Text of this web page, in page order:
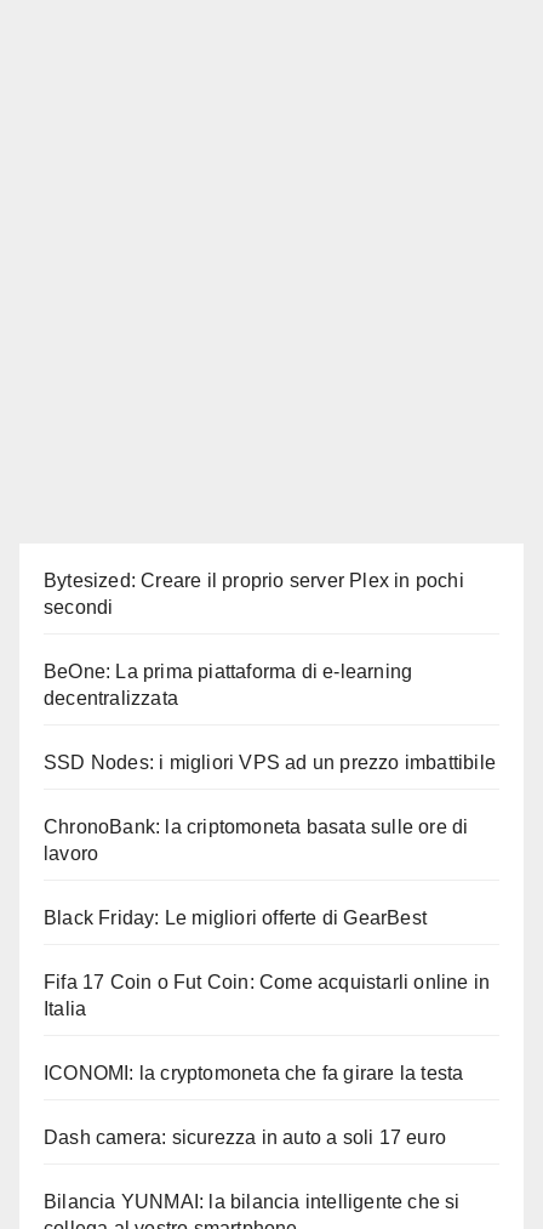
Bytesized: Creare il proprio server Plex in pochi
secondi
BeOne: La prima piattaforma di e-learning
decentralizzata
SSD Nodes: i migliori VPS ad un prezzo imbattibile
ChronoBank: la criptomoneta basata sulle ore di
lavoro
Black Friday: Le migliori offerte di GearBest
Fifa 17 Coin o Fut Coin: Come acquistarli online in
Italia
ICONOMI: la cryptomoneta che fa girare la testa
Dash camera: sicurezza in auto a soli 17 euro
Bilancia YUNMAI: la bilancia intelligente che si